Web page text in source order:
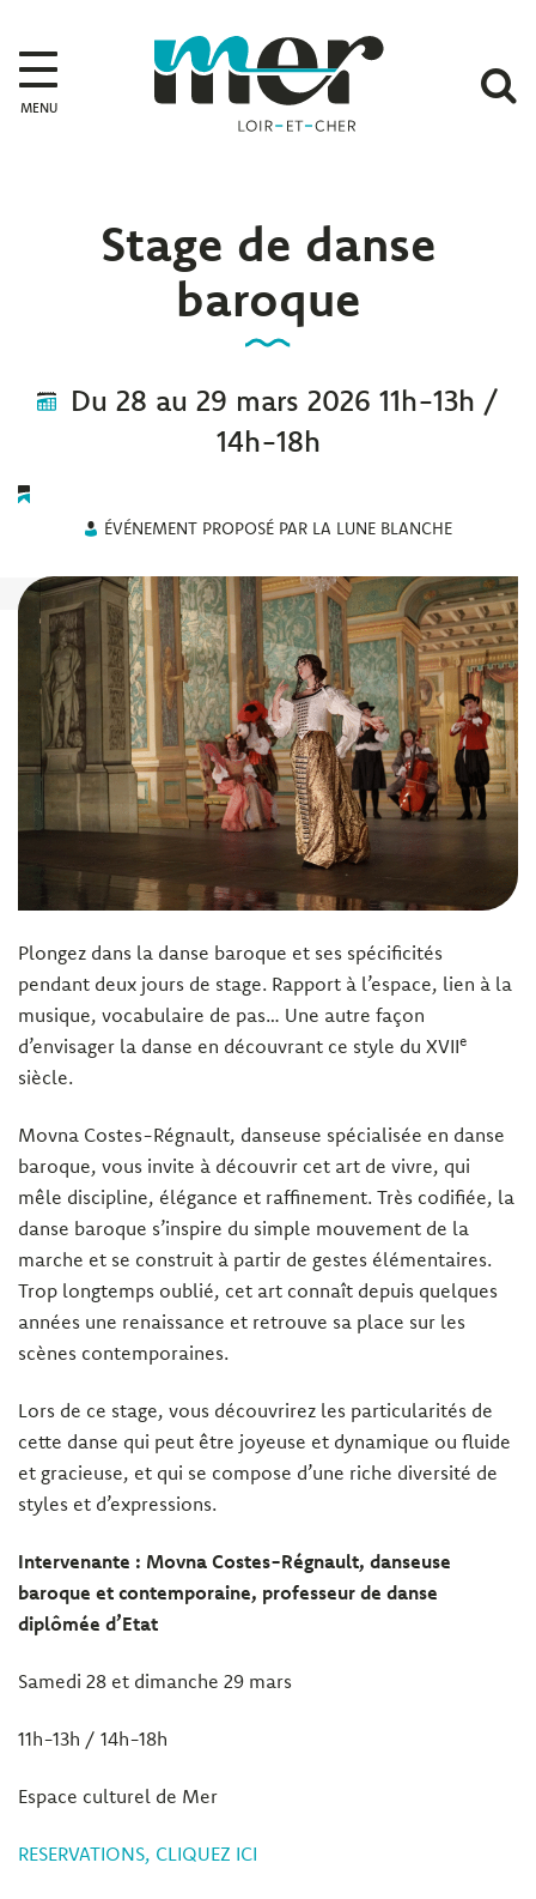
MENU
Stage de danse
baroque
Du 28 au 29 mars 2026 11h-13h /
14h-18h
ÉVÉNEMENT PROPOSÉ PAR LA LUNE BLANCHE
Plongez dans la danse baroque et ses spécificités
pendant deux jours de stage. Rapport à l’espace, lien à la
musique, vocabulaire de pas… Une autre façon
d’envisager la danse en découvrant ce style du XVIIe
siècle.
Movna Costes-Régnault, danseuse spécialisée en danse
baroque, vous invite à découvrir cet art de vivre, qui
mêle discipline, élégance et raffinement. Très codifiée, la
danse baroque s’inspire du simple mouvement de la
marche et se construit à partir de gestes élémentaires.
Trop longtemps oublié, cet art connaît depuis quelques
années une renaissance et retrouve sa place sur les
scènes contemporaines.
Lors de ce stage, vous découvrirez les particularités de
cette danse qui peut être joyeuse et dynamique ou fluide
et gracieuse, et qui se compose d’une riche diversité de
styles et d’expressions.
Intervenante : Movna Costes-Régnault, danseuse
baroque et contemporaine, professeur de danse
diplômée d’Etat
Samedi 28 et dimanche 29 mars
11h-13h / 14h-18h
Espace culturel de Mer
RESERVATIONS, CLIQUEZ ICI